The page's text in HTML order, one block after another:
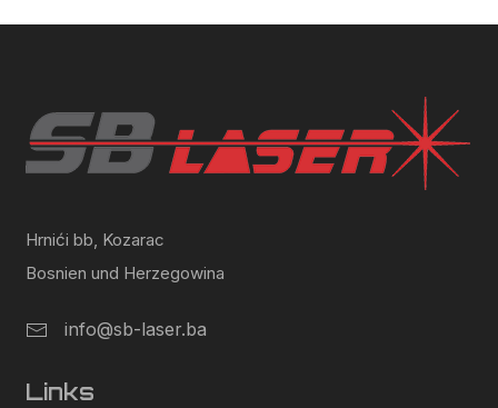
Hrnići bb, Kozarac
Bosnien und Herzegowina
info@sb-laser.ba
Links